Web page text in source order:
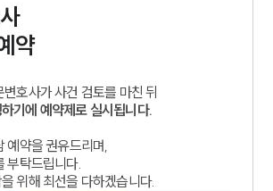
약
호사가 사건 검토를 마친 뒤
기에 예약제로 실시됩니다.
예약을 권유드리며,
부탁드립니다.
위해 최선을 다하겠습니다.